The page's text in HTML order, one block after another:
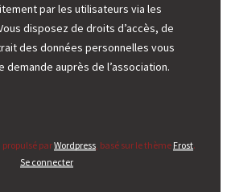
par les utilisateurs via les
disposez de droits d’accès, de
des données personnelles vous
demande auprès de l’association.
, propulsé parWordpress , basé sur le thème Frost.
Se connecter